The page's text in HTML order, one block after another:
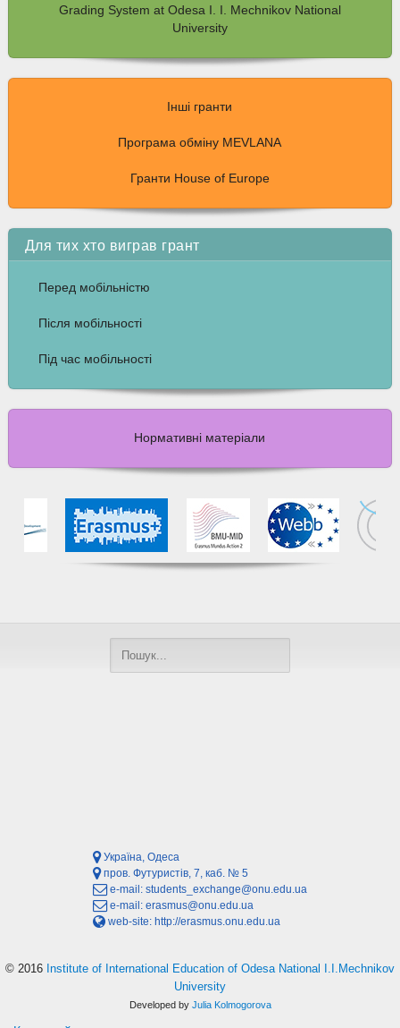
Grading System at Odesa I. I. Mechnikov National
University
Інші гранти
Програма обміну MEVLANA
Гранти House of Europe
Для тих хто виграв грант
Перед мобільністю
Після мобільності
Під час мобільності
Нормативні матеріали
Україна, Одеса
пров. Футуристів, 7, каб. № 5
e-mail: students_exchange@onu.edu.ua
e-mail: erasmus@onu.edu.ua
web-site: http://erasmus.onu.edu.ua
© 2016 Institute of International Education of Odesa National I.I.Mechnikov
University
Developed by Julia Kolmogorova